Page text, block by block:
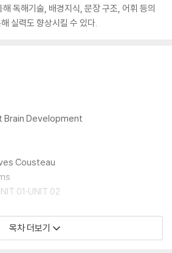
독해기술, 배경지식, 문장 구조, 어휘 등의
실력도 향상시킬 수 있다.
Brain Development
Cousteau
01·UNIT 02
목차 더보기